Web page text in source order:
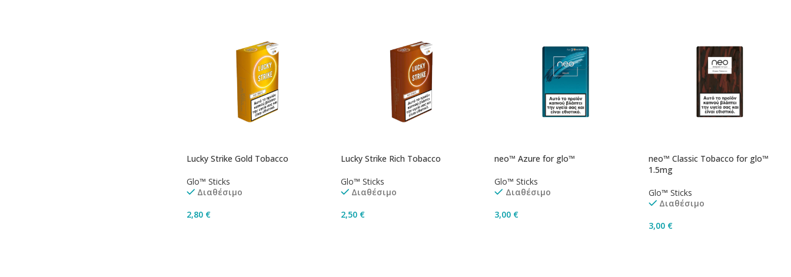
Lucky Strike Gold Tobacco
Glo™ Sticks
Διαθέσιμο
2,80 €
Lucky Strike Rich Tobacco
Glo™ Sticks
Διαθέσιμο
2,50 €
neo™ Azure for glo™
Glo™ Sticks
Διαθέσιμο
3,00 €
neo™ Classic Tobacco for glo™
1.5mg
Glo™ Sticks
Διαθέσιμο
3,00 €